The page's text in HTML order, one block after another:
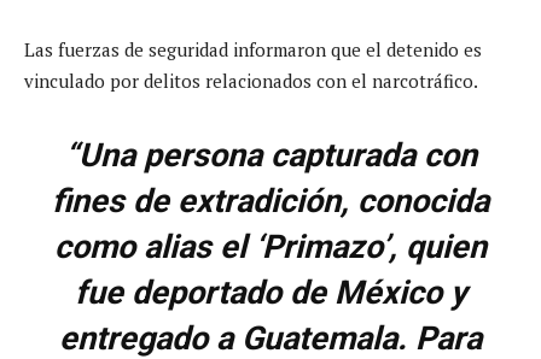
Las fuerzas de seguridad informaron que el detenido es
vinculado por delitos relacionados con el narcotráfico.
“Una persona capturada con
fines de extradición, conocida
como alias el ‘Primazo’, quien
fue deportado de México y
entregado a Guatemala. Para